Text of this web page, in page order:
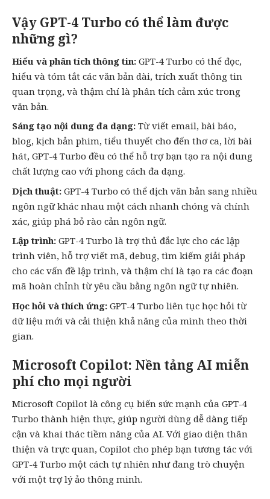
Vậy GPT-4 Turbo có thể làm được
những gì?
Hiểu và phân tích thông tin: GPT-4 Turbo có thể đọc,
hiểu và tóm tắt các văn bản dài, trích xuất thông tin
quan trọng, và thậm chí là phân tích cảm xúc trong
văn bản.
Sáng tạo nội dung đa dạng: Từ viết email, bài báo,
blog, kịch bản phim, tiểu thuyết cho đến thơ ca, lời bài
hát, GPT-4 Turbo đều có thể hỗ trợ bạn tạo ra nội dung
chất lượng cao với phong cách đa dạng.
Dịch thuật: GPT-4 Turbo có thể dịch văn bản sang nhiều
ngôn ngữ khác nhau một cách nhanh chóng và chính
xác, giúp phá bỏ rào cản ngôn ngữ.
Lập trình: GPT-4 Turbo là trợ thủ đắc lực cho các lập
trình viên, hỗ trợ viết mã, debug, tìm kiếm giải pháp
cho các vấn đề lập trình, và thậm chí là tạo ra các đoạn
mã hoàn chỉnh từ yêu cầu bằng ngôn ngữ tự nhiên.
Học hỏi và thích ứng: GPT-4 Turbo liên tục học hỏi từ
dữ liệu mới và cải thiện khả năng của mình theo thời
gian.
Microsoft Copilot: Nền tảng AI miễn
phí cho mọi người
Microsoft Copilot là công cụ biến sức mạnh của GPT-4
Turbo thành hiện thực, giúp người dùng dễ dàng tiếp
cận và khai thác tiềm năng của AI. Với giao diện thân
thiện và trực quan, Copilot cho phép bạn tương tác với
GPT-4 Turbo một cách tự nhiên như đang trò chuyện
với một trợ lý ảo thông minh.